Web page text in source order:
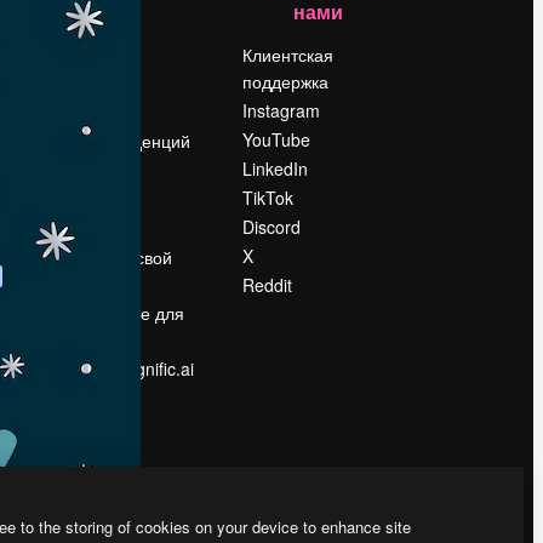
Цены
Поиск тенденций
Slidesgo
Продайте свой
Помещение для
Ищете magnific.ai
нами
Клиентская
поддержка
Instagram
YouTube
LinkedIn
TikTok
Discord
X
Reddit
to the storing of cookies on your device to enhance site